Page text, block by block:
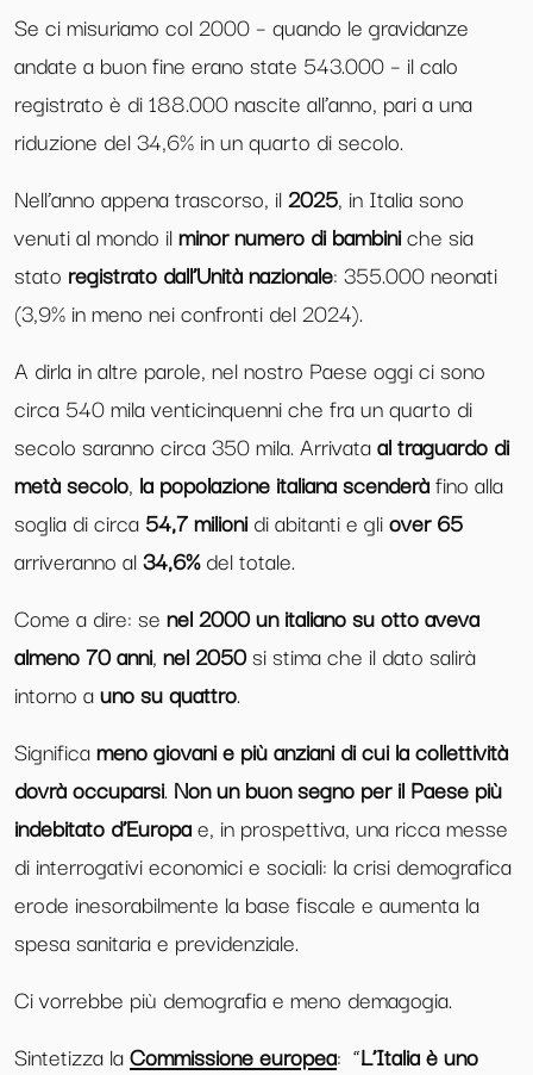
Se ci misuriamo col 2000 – quando le gravidanze
andate a buon fine erano state 543.000 – il calo
registrato è di 188.000 nascite all’anno, pari a una
riduzione del 34,6% in un quarto di secolo.
Nell’anno appena trascorso, il2025, in Italia sono
venuti al mondo ilminor numero di bambiniche sia
stato registrato dall’Unità nazionale: 355.000 neonati
(3,9% in meno nei confronti del 2024).
A dirla in altre parole, nel nostro Paese oggi ci sono
circa 540 mila venticinquenni che fra un quarto di
secolo saranno circa 350 mila. Arrivataal traguardo di
metà secolo, la popolazione italiana scenderàfino alla
soglia di circa 54,7 milionidi abitanti e gliover 65
arriveranno al34,6%del totale.
Come a dire: se nel 2000 un italiano su otto aveva
almeno 70 anni, nel 2050si stima che il dato salirà
intorno auno su quattro.
Significameno giovani e più anziani di cui la collettività
dovrà occuparsi. Non un buon segno per il Paese più
indebitato d’Europae, in prospettiva, una ricca messe
di interrogativi economici e sociali: la crisi demografica
erode inesorabilmente la base fiscale e aumenta la
spesa sanitaria e previdenziale.
Ci vorrebbe più demografia e meno demagogia.
Sintetizza laCommissione europea: “L’Italia è uno